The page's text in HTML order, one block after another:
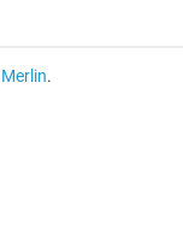
Merlin.